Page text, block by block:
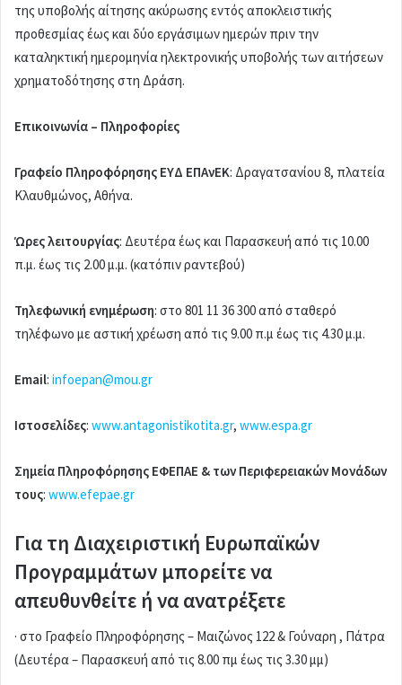
της υποβολής αίτησης ακύρωσης εντός αποκλειστικής
προθεσμίας έως και δύο εργάσιμων ημερών πριν την
καταληκτική ημερομηνία ηλεκτρονικής υποβολής των αιτήσεων
χρηματοδότησης στη Δράση.
Επικοινωνία – Πληροφορίες
Γραφείο Πληροφόρησης ΕΥΔ ΕΠΑνΕΚ: Δραγατσανίου 8, πλατεία
Κλαυθμώνος, Αθήνα.
Ώρες λειτουργίας: Δευτέρα έως και Παρασκευή από τις 10.00
π.μ. έως τις 2.00 μ.μ. (κατόπιν ραντεβού)
Τηλεφωνική ενημέρωση: στο 801 11 36 300 από σταθερό
τηλέφωνο με αστική χρέωση από τις 9.00 π.μ έως τις 4.30 μ.μ.
Εmail: infoepan@mou.gr
Ιστοσελίδες: www.antagonistikotita.gr, www.espa.gr
Σημεία Πληροφόρησης ΕΦΕΠΑΕ & των Περιφερειακών Μονάδων
τους: www.efepae.gr
Για τη Διαχειριστική Ευρωπαϊκών
Προγραμμάτων μπορείτε να
απευθυνθείτε ή να ανατρέξετε
· στο Γραφείο Πληροφόρησης – Μαιζώνος 122 & Γούναρη , Πάτρα
(Δευτέρα – Παρασκευή από τις 8.00 πµ έως τις 3.30 µµ)